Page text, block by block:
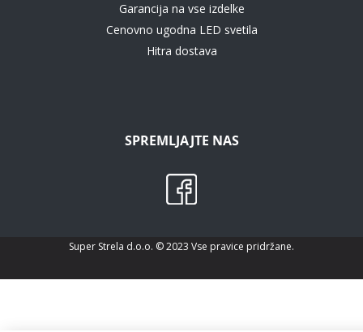
Garancija na vse izdelke
Cenovno ugodna LED svetila
Hitra dostava
SPREMLJAJTE NAS
Super Strela d.o.o. © 2023 Vse pravice pridržane.